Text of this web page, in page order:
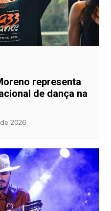
representa
de dança na
2026